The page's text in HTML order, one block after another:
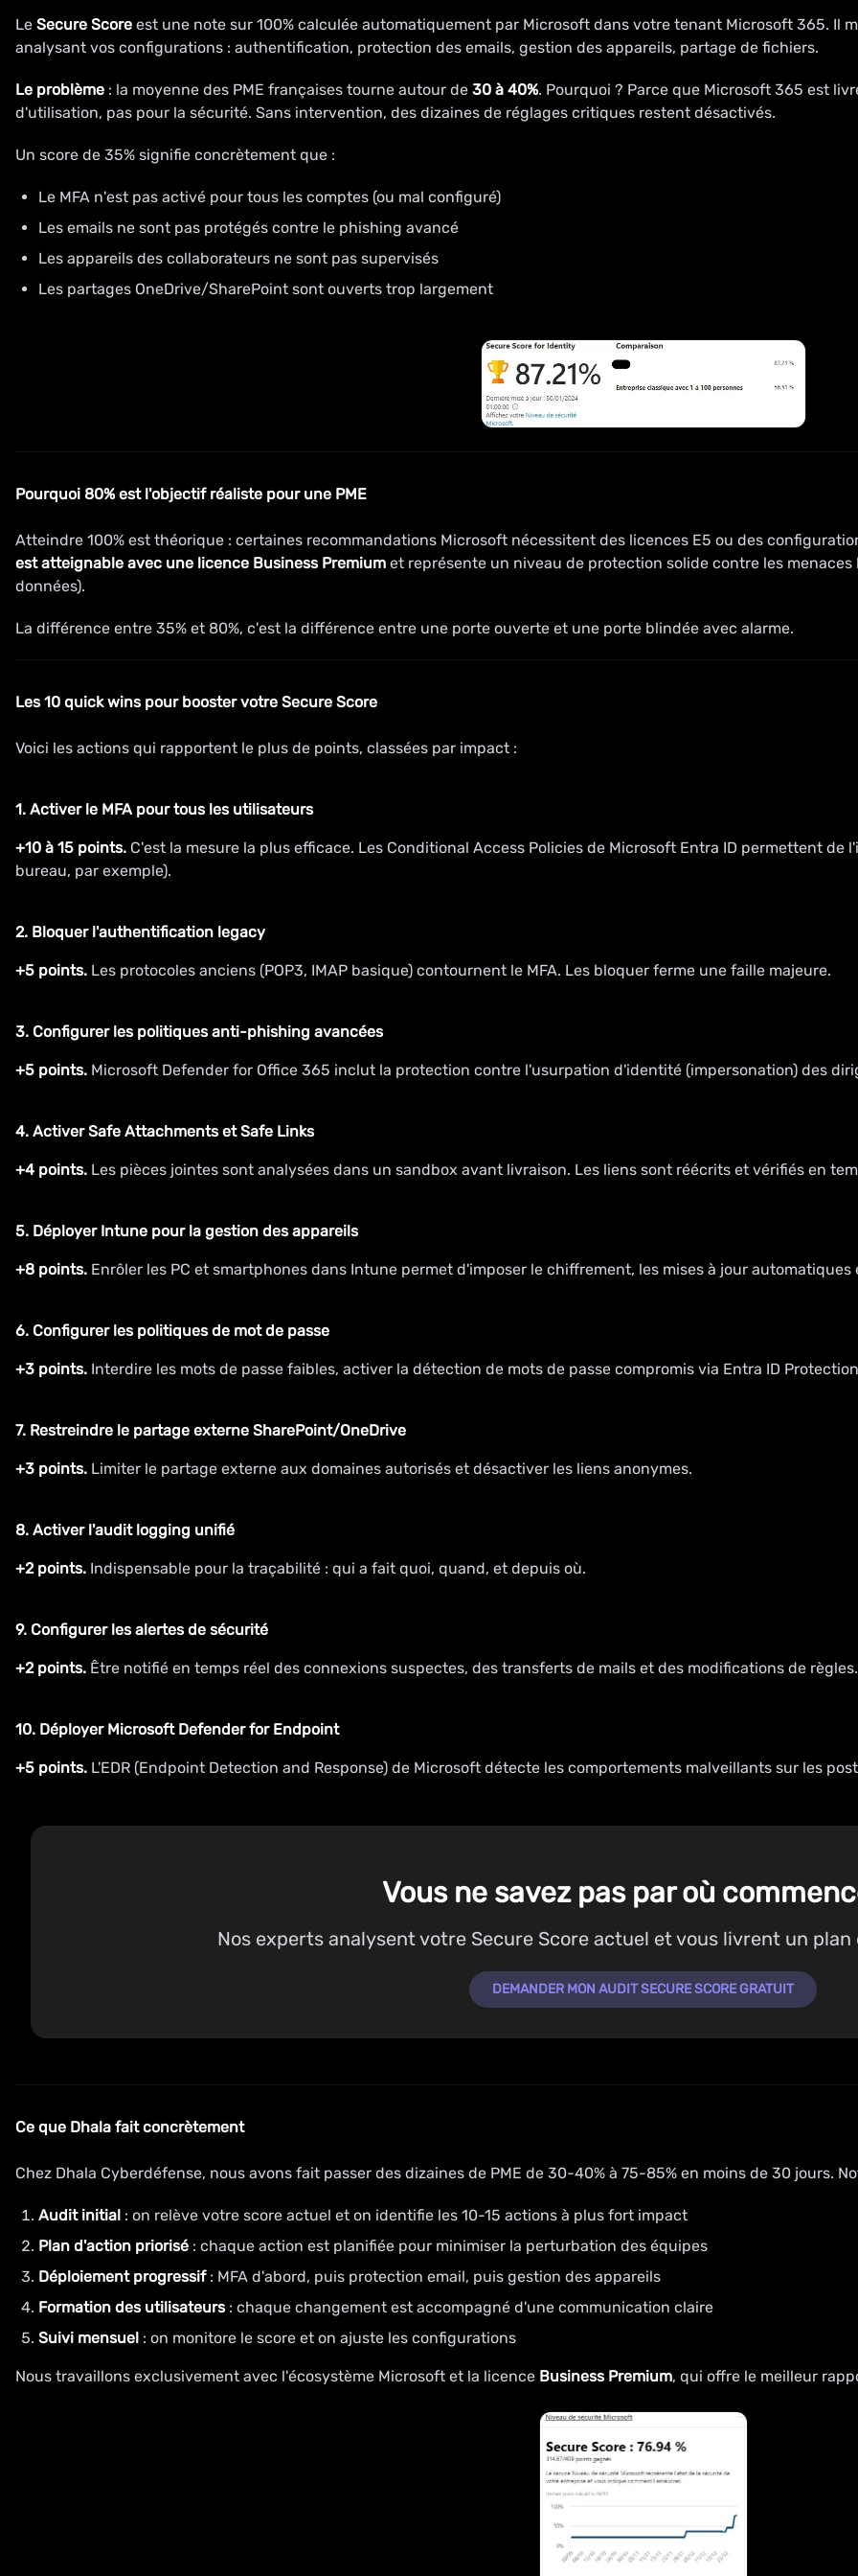
Le Secure Score est une note sur 100% calculée automatiquement par Microsoft dans votre tenant Microsoft 365. Il
analysant vos configurations : authentification, protection des emails, gestion des appareils, partage de fichiers.
Le problème : la moyenne des PME françaises tourne autour de 30 à 40%. Pourquoi ? Parce que Microsoft 365 est
d'utilisation, pas pour la sécurité. Sans intervention, des dizaines de réglages critiques restent désactivés.
Un score de 35% signifie concrètement que :
Le MFA n'est pas activé pour tous les comptes (ou mal configuré)
Les emails ne sont pas protégés contre le phishing avancé
Les appareils des collaborateurs ne sont pas supervisés
Les partages OneDrive/SharePoint sont ouverts trop largement
Pourquoi 80% est l'objectif réaliste pour une PME
Atteindre 100% est théorique : certaines recommandations Microsoft nécessitent des licences E5 ou des
est atteignable avec une licence Business Premium et représente un niveau de protection solide contre les
données).
La différence entre 35% et 80%, c'est la différence entre une porte ouverte et une porte blindée avec alarme.
Les 10 quick wins pour booster votre Secure Score
Voici les actions qui rapportent le plus de points, classées par impact :
1. Activer le MFA pour tous les utilisateurs
+10 à 15 points. C'est la mesure la plus efficace. Les Conditional Access Policies de Microsoft Entra ID permettent
bureau, par exemple).
2. Bloquer l'authentification legacy
+5 points. Les protocoles anciens (POP3, IMAP basique) contournent le MFA. Les bloquer ferme une faille majeure.
3. Configurer les politiques anti-phishing avancées
+5 points. Microsoft Defender for Office 365 inclut la protection contre l'usurpation d'identité (impersonation) des
4. Activer Safe Attachments et Safe Links
+4 points. Les pièces jointes sont analysées dans un sandbox avant livraison. Les liens sont réécrits et vérifiés en
5. Déployer Intune pour la gestion des appareils
+8 points. Enrôler les PC et smartphones dans Intune permet d'imposer le chiffrement, les mises à jour
6. Configurer les politiques de mot de passe
+3 points. Interdire les mots de passe faibles, activer la détection de mots de passe compromis via Entra ID
7. Restreindre le partage externe SharePoint/OneDrive
+3 points. Limiter le partage externe aux domaines autorisés et désactiver les liens anonymes.
8. Activer l'audit logging unifié
+2 points. Indispensable pour la traçabilité : qui a fait quoi, quand, et depuis où.
9. Configurer les alertes de sécurité
+2 points. Être notifié en temps réel des connexions suspectes, des transferts de mails et des modifications de règles.
10. Déployer Microsoft Defender for Endpoint
+5 points. L'EDR (Endpoint Detection and Response) de Microsoft détecte les comportements malveillants sur les
Vous ne savez pas par où
Nos experts analysent votre Secure Score actuel et vous livrent un
DEMANDER MON AUDIT SECURE SCORE GRATUIT
Ce que Dhala fait concrètement
Chez Dhala Cyberdéfense, nous avons fait passer des dizaines de PME de 30-40% à 75-85% en moins de 30 jours.
Audit initial : on relève votre score actuel et on identifie les 10-15 actions à plus fort impact
Plan d'action priorisé : chaque action est planifiée pour minimiser la perturbation des équipes
Déploiement progressif: MFA d'abord, puis protection email, puis gestion des appareils
Formation des utilisateurs: chaque changement est accompagné d'une communication claire
Suivi mensuel : on monitore le score et on ajuste les configurations
Nous travaillons exclusivement avec l'écosystème Microsoft et la licence Business Premium, qui offre le meilleur